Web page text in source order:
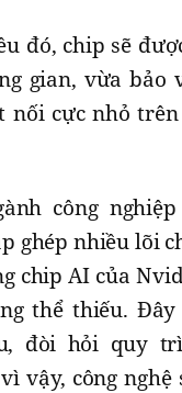
đó, chip sẽ
gian, vừa
nối cực nhỏ
công
ghép nhiều lõi
chip AI của
thể thiếu.
đòi hỏi quy
vậy, công